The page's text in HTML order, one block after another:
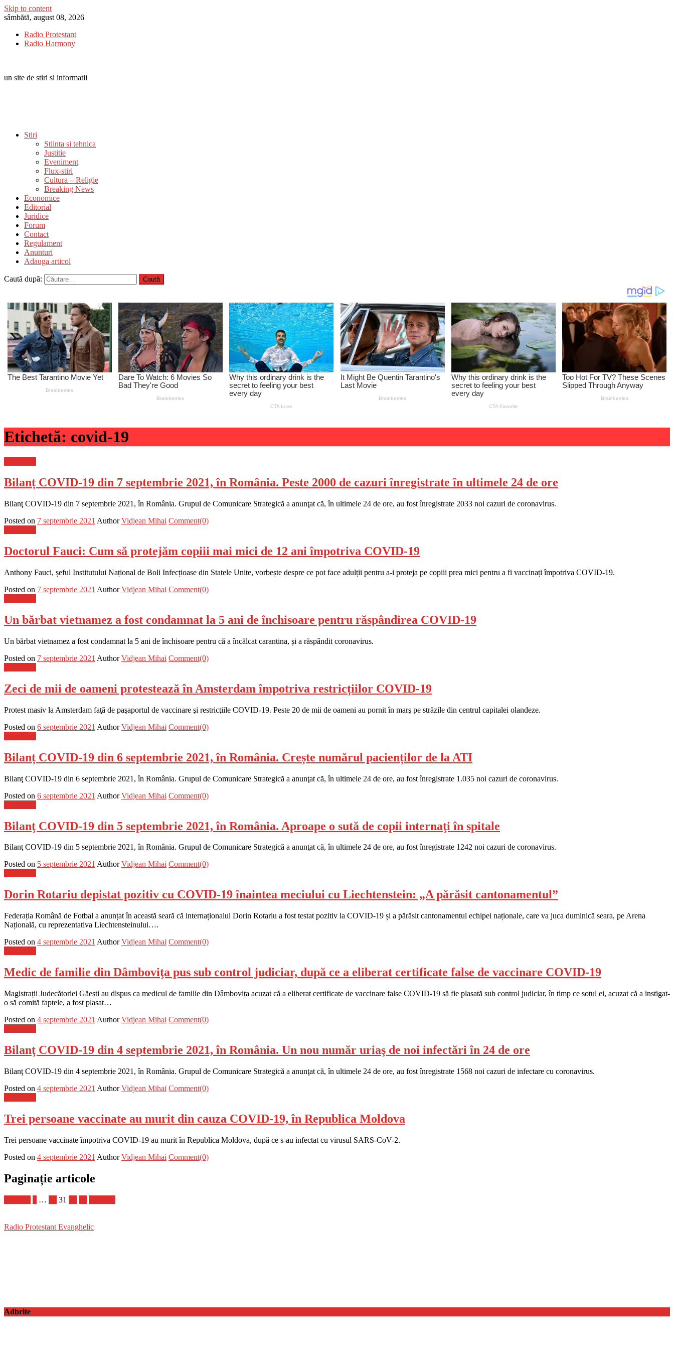
Skip to content
sâmbătă, august 08, 2026
Radio Protestant
Radio Harmony
un site de stiri si informatii
Stiri
Stiinta si tehnica
Justitie
Eveniment
Flux-stiri
Cultura – Religie
Breaking News
Economice
Editorial
Juridice
Forum
Contact
Regulament
Anunturi
Adauga articol
Caută după:
Etichetă: covid-19
Bilanț COVID-19 din 7 septembrie 2021, în România. Peste 2000 de cazuri înregistrate în ultimele 24 de ore
Bilanţ COVID-19 din 7 septembrie 2021, în România. Grupul de Comunicare Strategică a anunţat că, în ultimele 24 de ore, au fost înregistrate 2033 noi cazuri de coronavirus.
Posted on 7 septembrie 2021 Author Vidjean Mihai Comment(0)
Doctorul Fauci: Cum să protejăm copiii mai mici de 12 ani împotriva COVID-19
Anthony Fauci, șeful Institutului Național de Boli Infecțioase din Statele Unite, vorbește despre ce pot face adulții pentru a-i proteja pe copiii prea mici pentru a fi vaccinați împotriva COVID-19.
Posted on 7 septembrie 2021 Author Vidjean Mihai Comment(0)
Un bărbat vietnamez a fost condamnat la 5 ani de închisoare pentru răspândirea COVID-19
Un bărbat vietnamez a fost condamnat la 5 ani de închisoare pentru că a încălcat carantina, și a răspândit coronavirus.
Posted on 7 septembrie 2021 Author Vidjean Mihai Comment(0)
Zeci de mii de oameni protestează în Amsterdam împotriva restricțiilor COVID-19
Protest masiv la Amsterdam faţă de paşaportul de vaccinare şi restricţiile COVID-19. Peste 20 de mii de oameni au pornit în marş pe străzile din centrul capitalei olandeze.
Posted on 6 septembrie 2021 Author Vidjean Mihai Comment(0)
Bilanț COVID-19 din 6 septembrie 2021, în România. Crește numărul pacienților de la ATI
Bilanţ COVID-19 din 6 septembrie 2021, în România. Grupul de Comunicare Strategică a anunţat că, în ultimele 24 de ore, au fost înregistrate 1.035 noi cazuri de coronavirus.
Posted on 6 septembrie 2021 Author Vidjean Mihai Comment(0)
Bilanţ COVID-19 din 5 septembrie 2021, în România. Aproape o sută de copii internaţi în spitale
Bilanţ COVID-19 din 5 septembrie 2021, în România. Grupul de Comunicare Strategică a anunţat că, în ultimele 24 de ore, au fost înregistrate 1242 noi cazuri de coronavirus.
Posted on 5 septembrie 2021 Author Vidjean Mihai Comment(0)
Dorin Rotariu depistat pozitiv cu COVID-19 înaintea meciului cu Liechtenstein: „A părăsit cantonamentul”
Federația Română de Fotbal a anunțat în această seară că internaționalul Dorin Rotariu a fost testat pozitiv la COVID-19 și a părăsit cantonamentul echipei naționale, care va juca duminică seara, pe Arena
Națională, cu reprezentativa Liechtensteinului….
Posted on 4 septembrie 2021 Author Vidjean Mihai Comment(0)
Medic de familie din Dâmboviţa pus sub control judiciar, după ce a eliberat certificate false de vaccinare COVID-19
Magistrații Judecătoriei Găești au dispus ca medicul de familie din Dâmbovița acuzat că a eliberat certificate de vaccinare false COVID-19 să fie plasată sub control judiciar, în timp ce soțul ei, acuzat că a instigat-
o să comită faptele, a fost plasat…
Posted on 4 septembrie 2021 Author Vidjean Mihai Comment(0)
Bilanţ COVID-19 din 4 septembrie 2021, în România. Un nou număr uriaş de noi infectări în 24 de ore
Bilanţ COVID-19 din 4 septembrie 2021, în România. Grupul de Comunicare Strategică a anunţat că, în ultimele 24 de ore, au fost înregistrate 1568 noi cazuri de infectare cu coronavirus.
Posted on 4 septembrie 2021 Author Vidjean Mihai Comment(0)
Trei persoane vaccinate au murit din cauza COVID-19, în Republica Moldova
Trei persoane vaccinate împotriva COVID-19 au murit în Republica Moldova, după ce s-au infectat cu virusul SARS-CoV-2.
Posted on 4 septembrie 2021 Author Vidjean Mihai Comment(0)
Paginație articole
… 31
Radio Protestant Evanghelic
Adbrite